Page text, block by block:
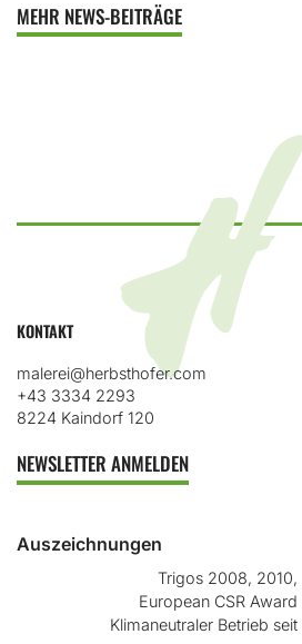
MEHR NEWS-BEITRÄGE
KONTAKT
malerei@herbsthofer.com
+43 3334 2293
8224 Kaindorf 120
NEWSLETTER ANMELDEN
Auszeichnungen
Trigos 2008, 2010,
European CSR Award
Klimaneutraler Betrieb seit